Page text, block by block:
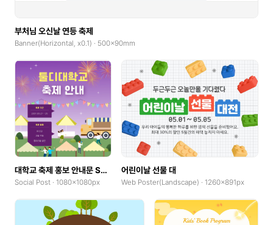
부처님 오신날 연등 축제
Banner(Horizontal, x0.1) · 500x90mm
대학교 축제 홍보 안내문 SNS
Social Post · 1080x1080px
어린이날 선물 대
Web Poster(Landscape) · 1260x891px